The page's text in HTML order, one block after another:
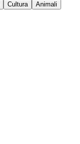
Cultura
Animali